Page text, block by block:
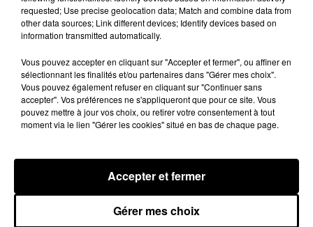
« chômage technique pour neuf personnes » après le
sinistre, qui a également fait un blessé.
requested; Use precise geolocation data; Match and combine data from
other data sources; Link different devices; Identify devices based on
information transmitted automatically.
Vous pouvez accepter en cliquant sur "Accepter et fermer", ou affiner en
sélectionnant les finalités et/ou partenaires dans "Gérer mes choix".
Vous pouvez également refuser en cliquant sur "Continuer sans
accepter". Vos préférences ne s'appliqueront que pour ce site. Vous
pouvez mettre à jour vos choix, ou retirer votre consentement à tout
moment via le lien "Gérer les cookies" situé en bas de chaque page.
Gérer mes choix
Accepter et fermer